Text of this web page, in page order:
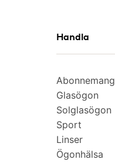
Handla
Abonnemang
Glasögon
Solglasögon
Sport
Linser
Ögonhälsa